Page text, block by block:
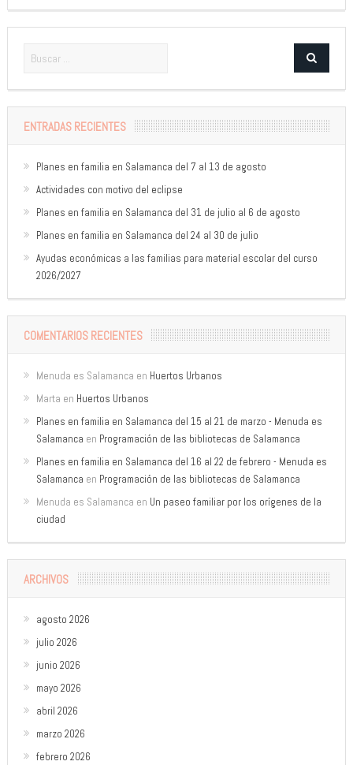
ENTRADAS RECIENTES
Planes en familia en Salamanca del 7 al 13 de agosto
Actividades con motivo del eclipse
Planes en familia en Salamanca del 31 de julio al 6 de agosto
Planes en familia en Salamanca del 24 al 30 de julio
Ayudas económicas a las familias para material escolar del curso
2026/2027
COMENTARIOS RECIENTES
Menuda es Salamanca en Huertos Urbanos
Marta en Huertos Urbanos
Planes en familia en Salamanca del 15 al 21 de marzo - Menuda es
Salamanca en Programación de las bibliotecas de Salamanca
Planes en familia en Salamanca del 16 al 22 de febrero - Menuda es
Salamanca en Programación de las bibliotecas de Salamanca
Menuda es Salamanca en Un paseo familiar por los orígenes de la
ciudad
ARCHIVOS
agosto 2026
julio 2026
junio 2026
mayo 2026
abril 2026
marzo 2026
febrero 2026